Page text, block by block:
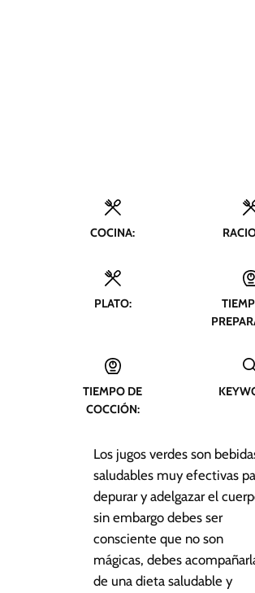
COCINA:
PLATO:
TIEMPO DE
COCCIÓN:
Los jugos verdes son
saludables muy efectivas
depurar y adelgazar el
sin embargo debes ser
consciente que no son
mágicas, debes
de una dieta saludable y